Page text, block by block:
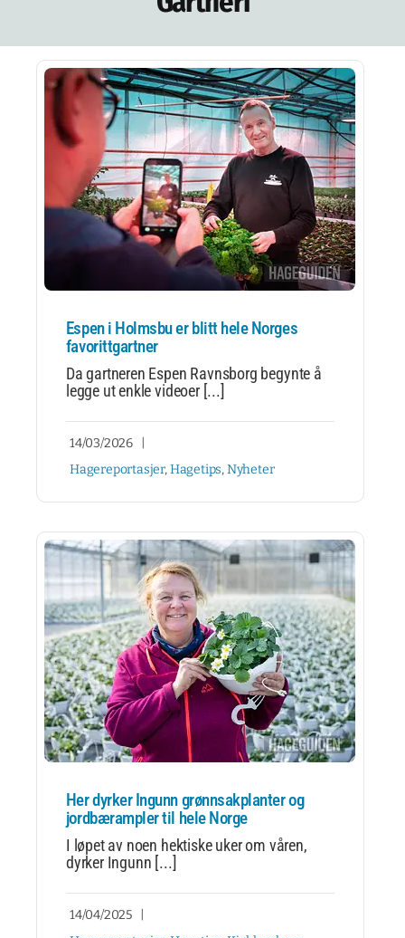
NETTBUTIKK
NYHETSBREV
KURS
HAGETIPS
REISETIPS
OM OSS
SPØRSMÅL OG SVAR
Espen i Holmsbu er blitt hele Norges
favorittgartner
Da gartneren Espen Ravnsborg begynte å
legge ut enkle videoer [...]
14/03/2026
Hagereportasjer,Hagetips,Nyheter
Her dyrker Ingunn grønnsakplanter og
jordbærampler til hele Norge
I løpet av noen hektiske uker om våren,
dyrker Ingunn [...]
14/04/2025